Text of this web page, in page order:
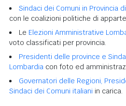
Sindaci dei Comuni in Provincia
con le coalizioni politiche di
Le Elezioni Amministrative
voto classificati per provincia.
Presidenti delle province e
Lombardia con foto ed
Governatori delle Regioni,
Sindaci dei Comuni italiani in carica.